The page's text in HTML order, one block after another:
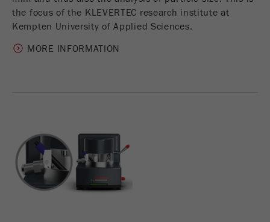
the focus of the KLEVERTEC research institute at
Kempten University of Applied Sciences.
MORE INFORMATION